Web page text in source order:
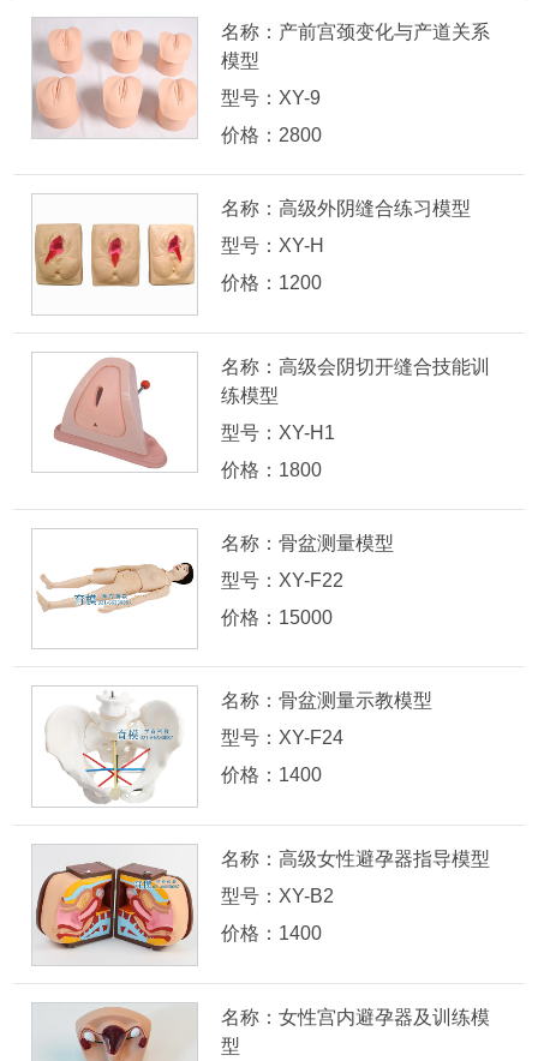
名称：产前宫颈变化与产道关系
模型
型号：XY-9
价格：2800
名称：高级外阴缝合练习模型
型号：XY-H
价格：1200
名称：高级会阴切开缝合技能训
练模型
型号：XY-H1
价格：1800
名称：骨盆测量模型
型号：XY-F22
价格：15000
名称：骨盆测量示教模型
型号：XY-F24
价格：1400
名称：高级女性避孕器指导模型
型号：XY-B2
价格：1400
名称：女性宫内避孕器及训练模
型